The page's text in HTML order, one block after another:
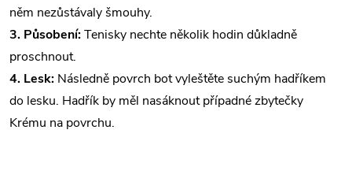
něm nezůstávaly šmouhy.
3. Působení:Tenisky nechte několik hodin důkladně
proschnout⁣⁣⁣.
4. Lesk: Následně povrch bot vyleštěte suchým hadříkem
do lesku.⁣ Hadřík by měl nasáknout případné zbytečky
Krému na povrchu⁣⁣.